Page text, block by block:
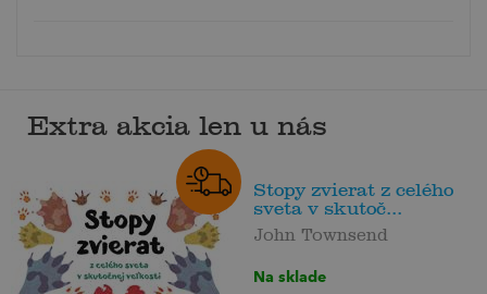
Extra akcia len u nás
Stopy zvierat z celého
sveta v skutoč...
John Townsend
Na sklade